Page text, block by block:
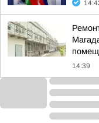
14:39